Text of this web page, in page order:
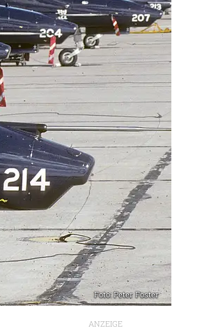
Foto: Peter Foster
ANZEIGE